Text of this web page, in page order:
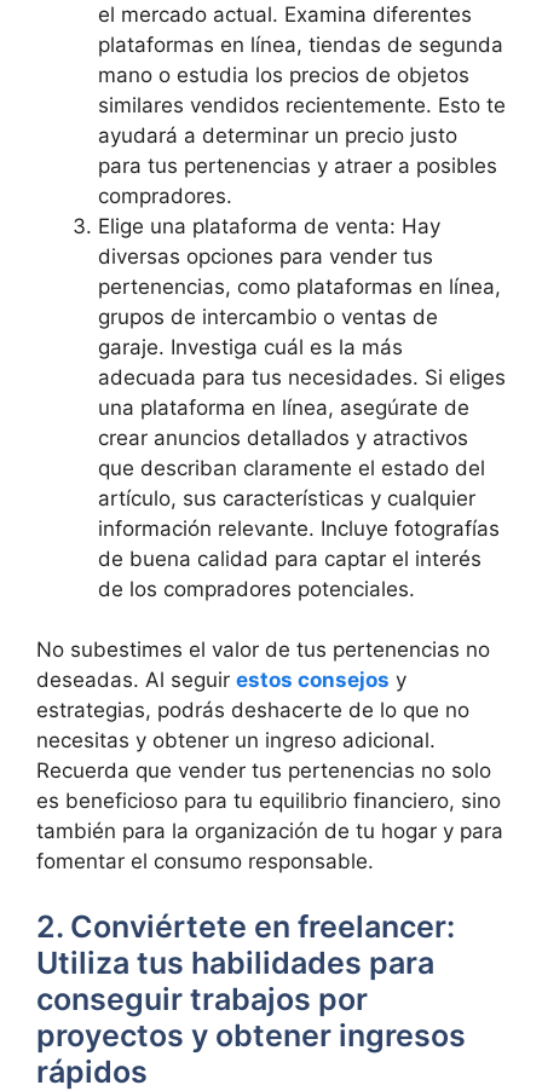
el mercado actual. Examina diferentes
plataformas en línea, tiendas de segunda
mano o estudia los precios de objetos
similares vendidos recientemente. Esto te
ayudará a determinar un precio justo
para tus pertenencias y atraer a posibles
compradores.
Elige una plataforma de venta: Hay
diversas opciones para vender tus
pertenencias, como plataformas en línea,
grupos de intercambio o ventas de
garaje. Investiga cuál es la más
adecuada para tus necesidades. Si eliges
una plataforma en línea, asegúrate de
crear anuncios detallados y atractivos
que describan claramente el estado del
artículo, sus características y cualquier
información relevante. Incluye fotografías
de buena calidad para captar el interés
de los compradores potenciales.
No subestimes el valor de tus pertenencias no
deseadas. Al seguir estos consejos y
estrategias, podrás deshacerte de lo que no
necesitas y obtener un ingreso adicional.
Recuerda que vender tus pertenencias no solo
es beneficioso para tu equilibrio financiero, sino
también para la organización de tu hogar y para
fomentar el consumo responsable.
2. Conviértete en freelancer:
Utiliza tus habilidades para
conseguir trabajos por
proyectos y obtener ingresos
rápidos